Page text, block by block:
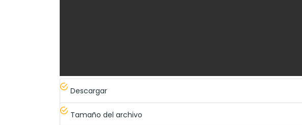
Descargar
Tamaño del archivo